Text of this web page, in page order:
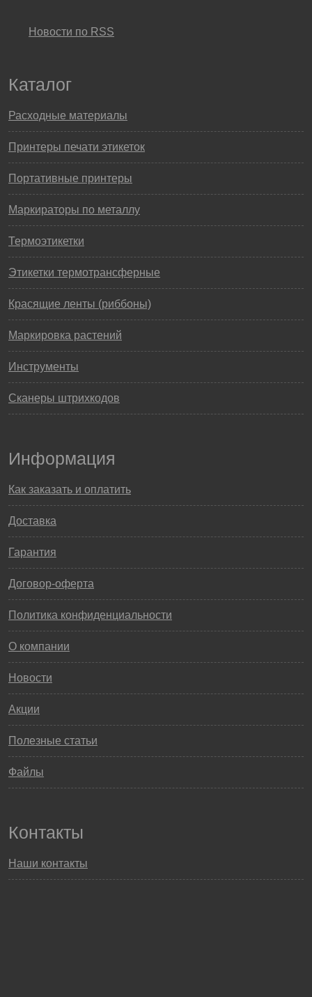
Новости по RSS
Каталог
Расходные материалы
Принтеры печати этикеток
Портативные принтеры
Маркираторы по металлу
Термоэтикетки
Этикетки термотрансферные
Красящие ленты (риббоны)
Маркировка растений
Инструменты
Сканеры штрихкодов
Информация
Как заказать и оплатить
Доставка
Гарантия
Договор-оферта
Политика конфиденциальности
О компании
Новости
Акции
Полезные статьи
Файлы
Контакты
Наши контакты